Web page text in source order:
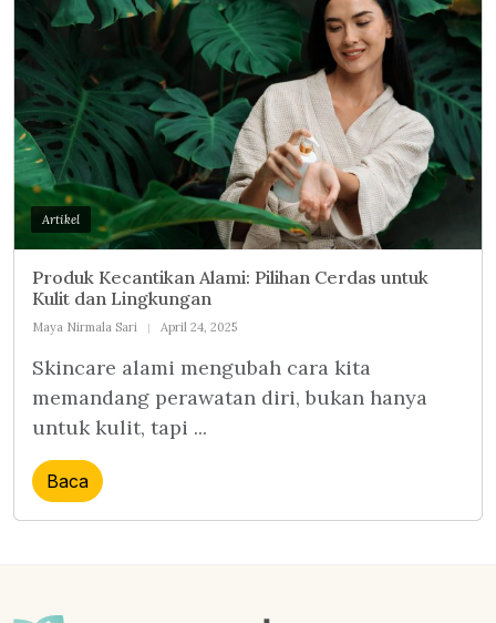
Artikel
Produk Kecantikan Alami: Pilihan Cerdas untuk
Kulit dan Lingkungan
Maya Nirmala Sari April 24, 2025
Skincare alami mengubah cara kita
memandang perawatan diri, bukan hanya
untuk kulit, tapi ...
Baca